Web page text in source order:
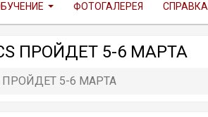
ФОТОГАЛЕРЕЯ СПРАВКА
ПРОЙДЕТ 5-6 МАРТА
ПРОЙДЕТ 5-6 МАРТА